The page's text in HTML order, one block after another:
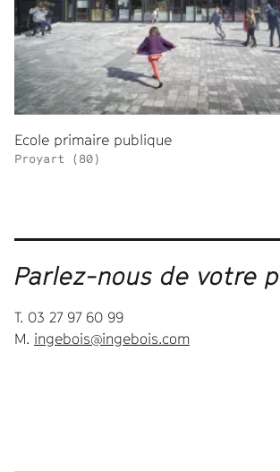
Ecole primaire publique
Proyart (80)
Parlez-nous de votre
T. 03 27 97 60 99
M. ingebois@ingebois.com